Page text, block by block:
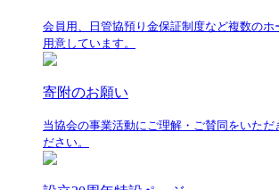
会員用、日管協預り金保証制度など複数の
用意しています。
寄附のお願い
当協会の事業活動にご理解・ご賛同をいただ
ださい。